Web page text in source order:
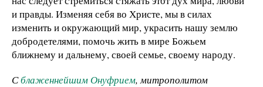
и правды. Изменяя себя во Христе, мы в силах
изменить и окружающий мир, украсить нашу землю
добродетелями, помочь жить в мире Божьем
ближнему и дальнему, своей семье, своему народу.
Сблаженнейшим Онуфрием, митрополитом